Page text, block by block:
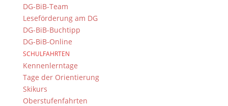
DG-BiB-Team
Leseförderung am DG
DG-BiB-Buchtipp
DG-BiB-Online
SCHULFAHRTEN
Kennenlerntage
Tage der Orientierung
Skikurs
Oberstufenfahrten